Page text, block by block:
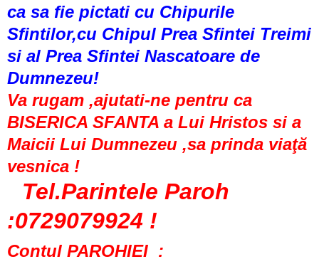
ca sa fie pictati cu Chipurile
Sfintilor,cu Chipul Prea Sfintei Treimi
si al Prea Sfintei Nascatoare de
Dumnezeu!
Va rugam ,ajutati-ne pentru ca
BISERICA SFANTA a Lui Hristos si a
Maicii Lui Dumnezeu ,sa prinda viaţă
vesnica !
Tel.Parintele Paroh
:0729079924 !
Contul PAROHIEI :